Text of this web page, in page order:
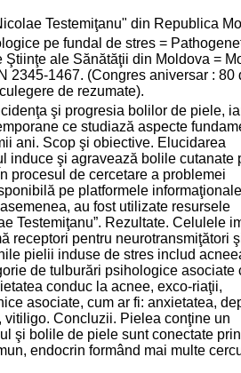
Testemiţanu" din Republica
pe fundal de stres =
ale Sănătăţii din Moldova =
2345-1467. (Congres aniversar : 80
de rezumate).
şi progresia bolilor de piele,
ce studiază aspecte
ani. Scop şi obiective. Elucidarea
induce şi agravează bolile cutanate
procesul de cercetare a problemei
pe platformele informaţionale
au fost utilizate resursele
Testemiţanu”. Rezultate. Celulele
receptori pentru neurotransmiţători
pielii induse de stres includ
de tulburări psihologice asociate
conduc la acnee, exco-riaţii,
asociate, cum ar fi: anxietatea,
Concluzii. Pielea conţine un
şi bolile de piele sunt conectate prin
endocrin formând mai multe